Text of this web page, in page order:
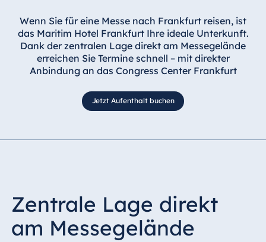
Wenn Sie für eine Messe nach Frankfurt reisen, ist
das Maritim Hotel Frankfurt Ihre ideale Unterkunft.
Dank der zentralen Lage direkt am Messegelände
erreichen Sie Termine schnell – mit direkter
Anbindung an das Congress Center Frankfurt
Jetzt Aufenthalt buchen
Zentrale Lage direkt
am Messegelände